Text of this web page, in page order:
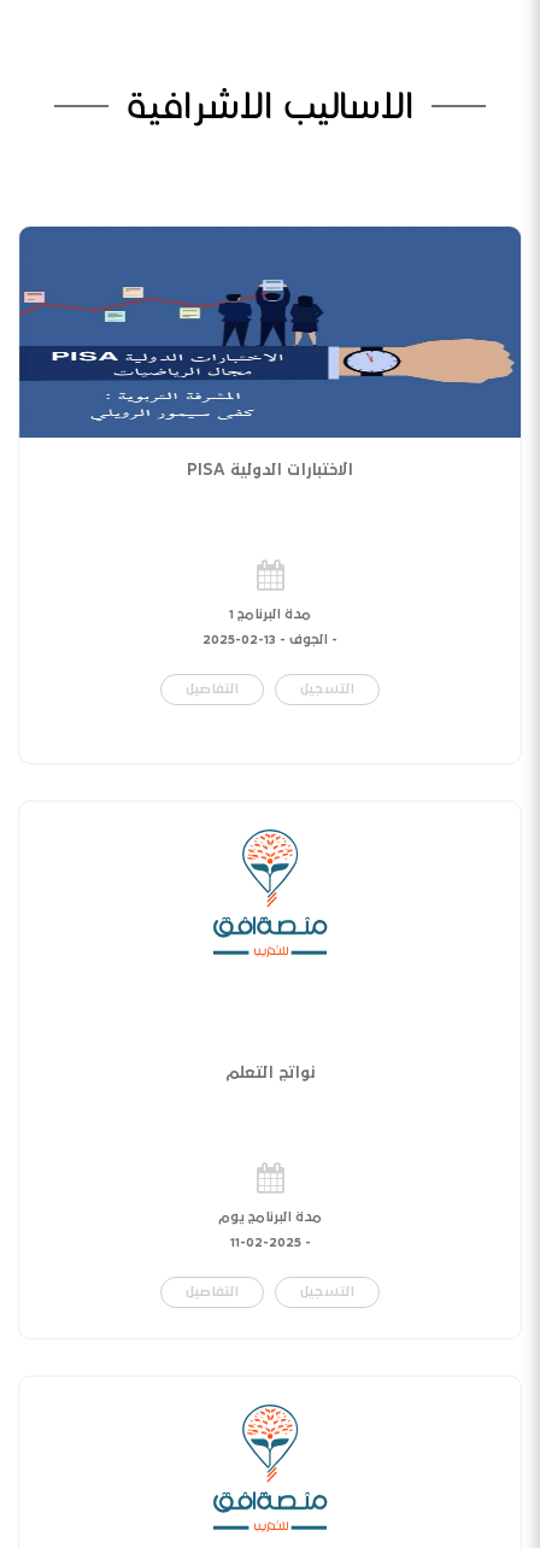
الاساليب الاشرافية
الاختبارات الدولية PISA
مدة البرنامج 1
- الجوف - 13-02-2025
التسجيل التفاصيل
نواتج التعلم
مدة البرنامج يوم
-
11-02-2025
التسجيل التفاصيل